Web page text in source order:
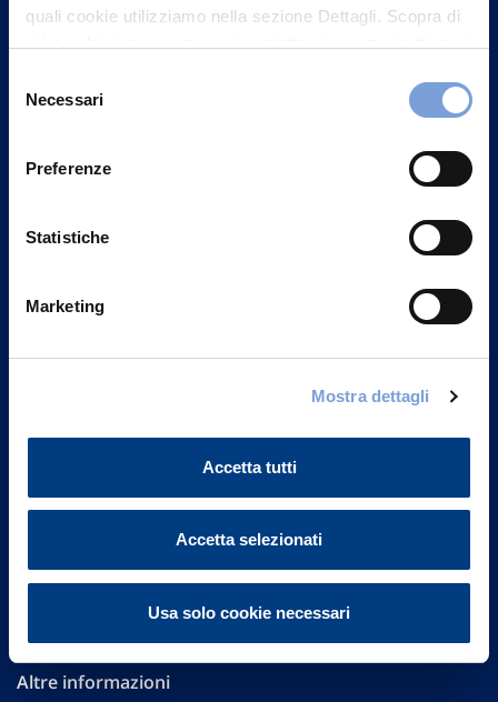
quali cookie utilizziamo nella sezione Dettagli. Scopra di
può trovare nel footer del sito nella sezione "Informativa
delNecessari
Preferenze
Statistiche
Marketing
Mostra dettagli
Accetta tutti
Accetta selezionati
Usa solo cookie necessari
Contattaci
20149 Milano
Governance
Altre informazioni